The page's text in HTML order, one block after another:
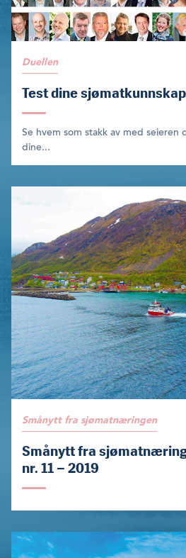
Duellen
Test dine
Se hvem som stakk av med
dine...
Smånytt fra sjømatnæringen
Smånytt fra
nr. 11 – 2019